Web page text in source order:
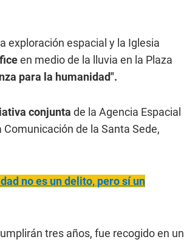
exploración espacial y la Iglesia
en medio de la lluvia en la Plaza
para la humanidad".
conjunta de la Agencia Espacial
de la Santa Sede,
no es un delito, pero sí un
tres años, fue recogido en un